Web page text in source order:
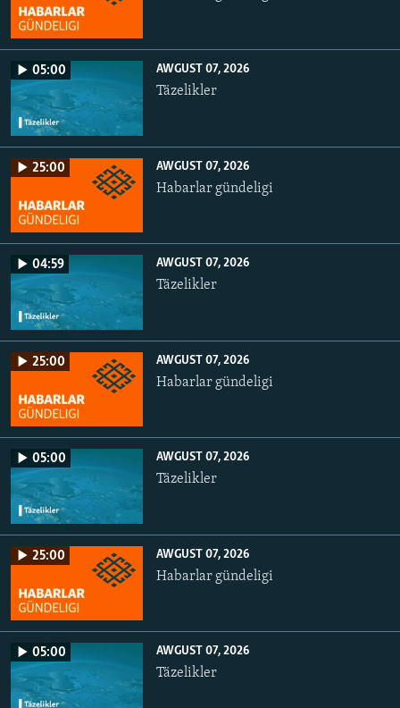
05:00 AWGUST 07, 2026
Täzelikler
25:00 AWGUST 07, 2026
Habarlar gündeligi
04:59 AWGUST 07, 2026
Täzelikler
25:00 AWGUST 07, 2026
Habarlar gündeligi
05:00 AWGUST 07, 2026
Täzelikler
25:00 AWGUST 07, 2026
Habarlar gündeligi
05:00 AWGUST 07, 2026
Täzelikler